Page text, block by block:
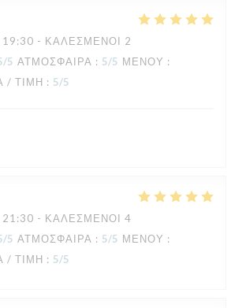
19:30 - ΚΑΛΕΣΜΈΝΟΙ 2
/5 ΑΤΜΌΣΦΑΙΡΑ : 5/5 ΜΕΝΟΎ :
/ ΤΙΜΉ : 5/5
21:30 - ΚΑΛΕΣΜΈΝΟΙ 4
/5 ΑΤΜΌΣΦΑΙΡΑ : 5/5 ΜΕΝΟΎ :
/ ΤΙΜΉ : 5/5